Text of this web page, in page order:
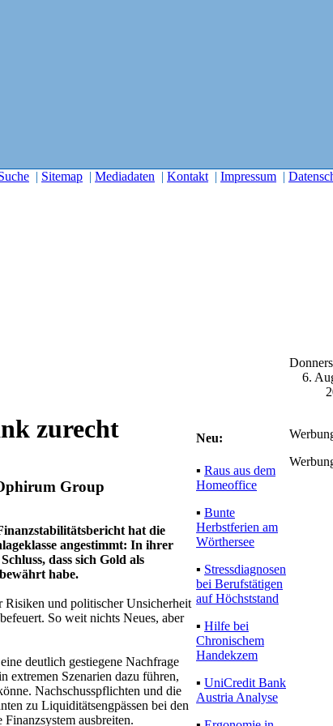
| Sitemap | Mediadaten | Kontakt | Impressum |
6.
zurecht
Group
hat die
angestimmt: In ihrer
dass sich Gold als
habe.
Risiken und politischer Unsicherheit
So weit nichts Neues, aber
deutlich gestiegene Nachfrage
extremen Szenarien dazu führen,
Nachschusspflichten und die
zu Liquiditätsengpässen bei den
ausbreiten.
Neu:
▪ Raus aus dem
Homeoffice
▪ Bunte
Herbstferien am
Wörthersee
▪ Stressdiagnosen
bei Berufstätigen
auf Höchststand
▪ Hilfe bei
Chronischem
Handekzem
▪ UniCredit Bank
Austria Analyse